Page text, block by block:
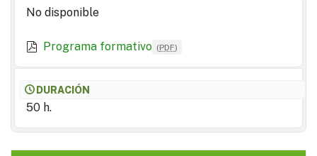
No disponible
Programa formativo (PDF)
DURACIÓN
50 h.